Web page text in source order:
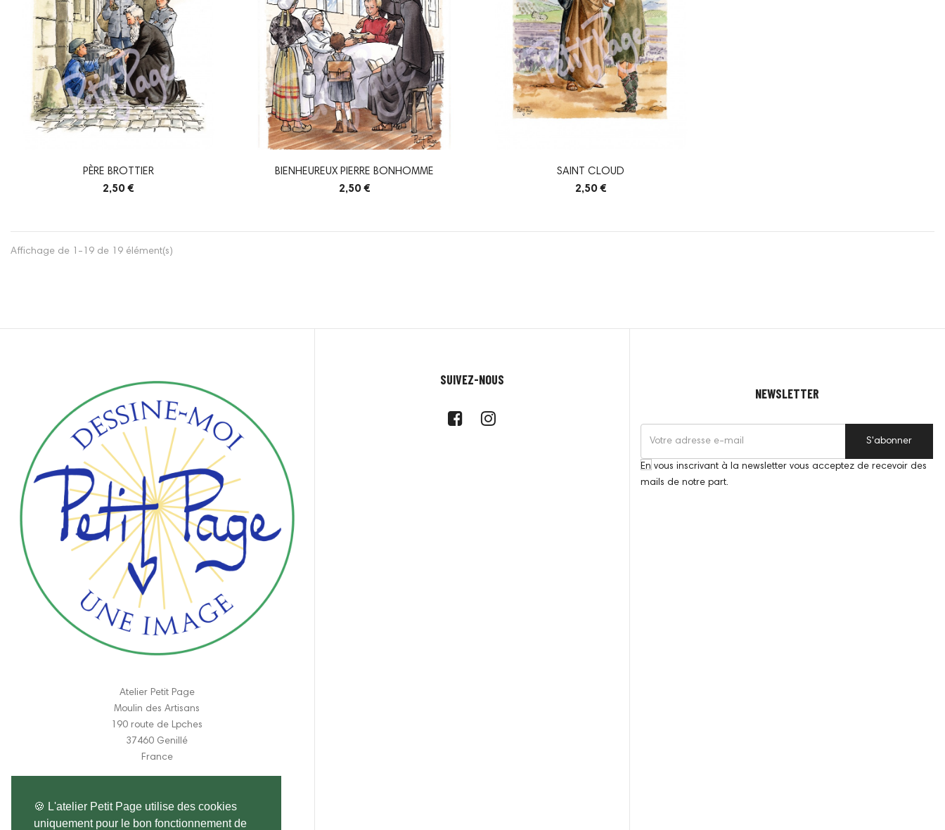
🍪 L'atelier Petit Page utilise des cookies
uniquement pour le bon fonctionnement de
PÈRE BROTTIER
2,50 €
BIENHEUREUX PIERRE BONHOMME
2,50 €
SAINT CLOUD
2,50 €
Affichage de 1-19 de 19 élément(s)
Atelier Petit Page
Moulin des Artisans
190 route de Lpches
37460 Genillé
France
atelier.petitpage@gmail.com
SUIVEZ-NOUS
NEWSLETTER
S'abonner
En vous inscrivant à la newsletter vous acceptez de recevoir des
mails de notre part.